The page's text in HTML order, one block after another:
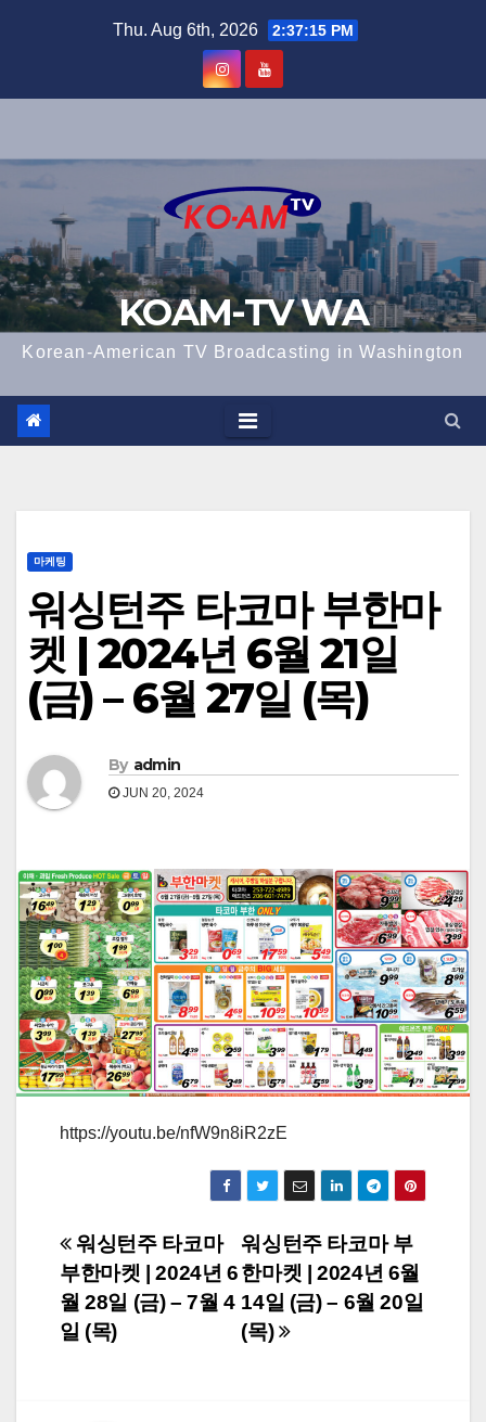
Thu. Aug 6th, 2026 2:37:15 PM
KOAM-TV WA
Korean-American TV Broadcasting in Washington
마케팅
워싱턴주 타코마 부한마
켓 | 2024년 6월 21일
(금) – 6월 27일 (목)
By admin
JUN 20, 2024
https://youtu.be/nfW9n8iR2zE
Post
navigation
워싱턴주 타코마 부
한마켓 | 2024년 6월
14일 (금) – 6월 20일
(목)
워싱턴주 타코마
부한마켓 | 2024년 6
월 28일 (금) – 7월 4
일 (목)